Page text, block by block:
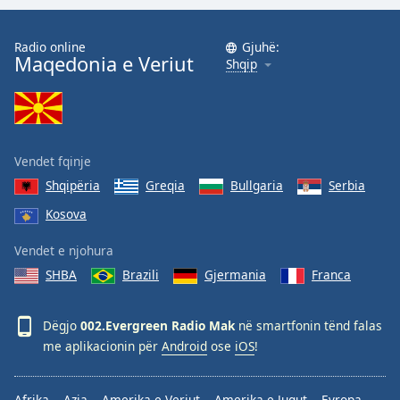
Caption
Area
Background
Opacity
Size
Edge
Radio online
Maqedonia e Veriut
Gjuhë:
Shqip
Vendet fqinje
Shqipëria
Greqia Bullgaria
Serbia
Kosova
Vendet e njohura
SHBA
Brazili Gjermania Franca
Dëgjo 002.Evergreen Radio Mak në smartfonin tënd falas
me aplikacionin për Android ose iOS!